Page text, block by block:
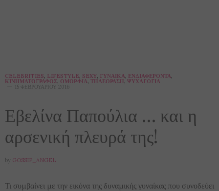
CELEBRITIES, LIFESTYLE, SEXY, ΓΥΝΑΊΚΑ, ΕΝΔΙΑΦΈΡΟΝΤΑ,
ΚΙΝΗΜΑΤΟΓΡΆΦΟΣ, ΟΜΟΡΦΙΆ, ΤΗΛΕΌΡΑΣΗ, ΨΥΧΑΓΩΓΊΑ
15 ΦΕΒΡΟΥΑΡΊΟΥ 2016
Εβελίνα Παπούλια … και η
αρσενική πλευρά της!
by GOSSIP_ANGEL
Τι συμβαίνει με την εικόνα της δυναμικής γυναίκας που συνοδεύει